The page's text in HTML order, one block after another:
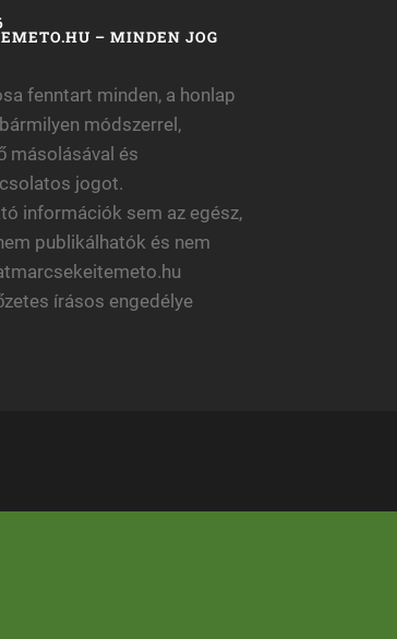
– MINDEN JOG
fenntart minden, a honlap
módszerrel,
másolásával és
jogot.
információk sem az egész,
publikálhatók és nem
írásos engedélye